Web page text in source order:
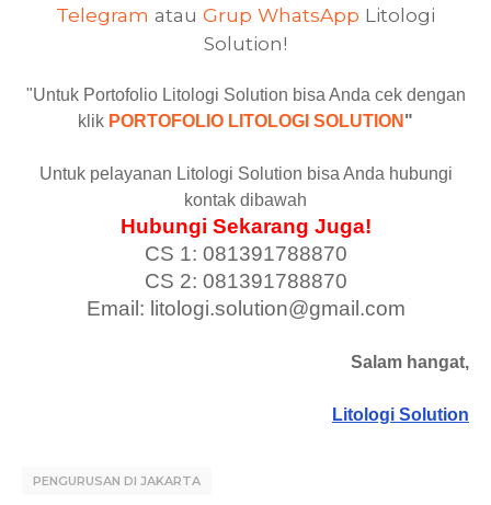
Telegram atau Grup WhatsApp Litologi
Solution!
"Untuk Portofolio Litologi Solution bisa Anda cek dengan
klik PORTOFOLIO LITOLOGI SOLUTION "
Untuk pelayanan Litologi Solution bisa Anda hubungi
kontak dibawah
Hubungi Sekarang Juga!
CS 1: 081391788870
CS 2: 081391788870
Email: litologi.solution@gmail.com
Salam hangat,
Litologi Solution
PENGURUSAN DI JAKARTA